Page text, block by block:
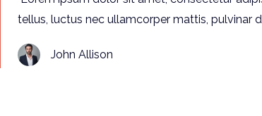
tellus, luctus nec ullamcorper mattis, pulvinar
John Allison